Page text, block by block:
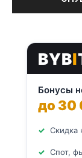
BYBI
Бонусы
до 30
Скидка
Спот,